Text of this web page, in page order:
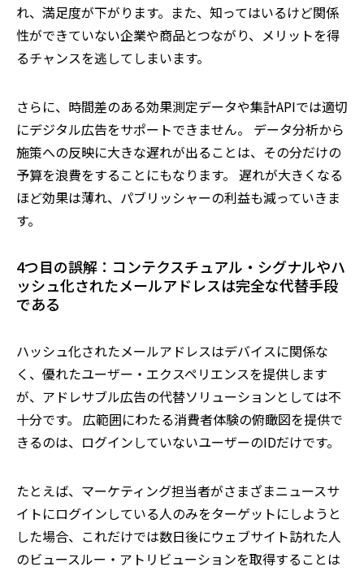
れ、満足度が下がります。また、知ってはいるけど関係
性ができていない企業や商品とつながり、メリットを得
るチャンスを逃してしまいます。
さらに、時間差のある効果測定データや集計APIでは適切
にデジタル広告をサポートできません。 データ分析から
施策への反映に大きな遅れが出ることは、その分だけの
予算を浪費をすることにもなります。 遅れが大きくなる
ほど効果は薄れ、パブリッシャーの利益も減っていきま
す。
4つ目の誤解：コンテクスチュアル・シグナルやハ
ッシュ化されたメールアドレスは完全な代替手段
である
ハッシュ化されたメールアドレスはデバイスに関係な
く、優れたユーザー・エクスペリエンスを提供します
が、アドレサブル広告の代替ソリューションとしては不
十分です。 広範囲にわたる消費者体験の俯瞰図を提供で
きるのは、ログインしていないユーザーのIDだけです。
たとえば、マーケティング担当者がさまざまニュースサ
イトにログインしている人のみをターゲットにしようと
した場合、これだけでは数日後にウェブサイト訪れた人
のビュースルー・アトリビューションを取得することは